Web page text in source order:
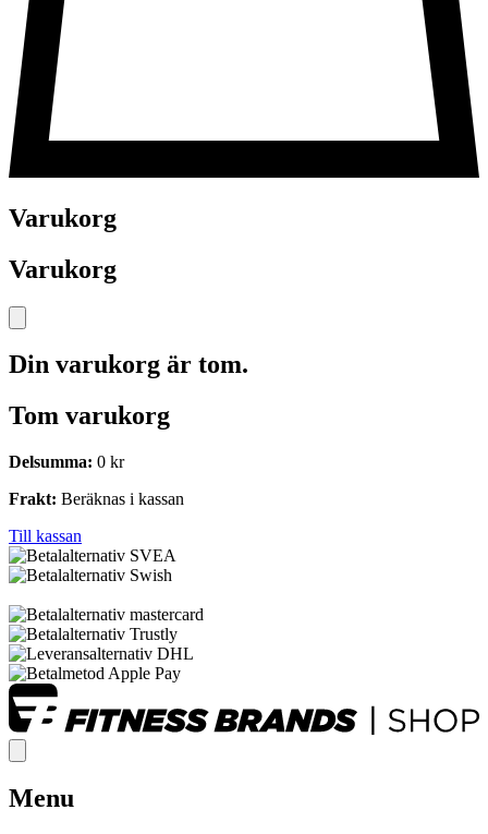
Varukorg
Varukorg
Din varukorg är tom.
Tom varukorg
Delsumma: 0 kr
Frakt: Beräknas i kassan
Till kassan
Menu